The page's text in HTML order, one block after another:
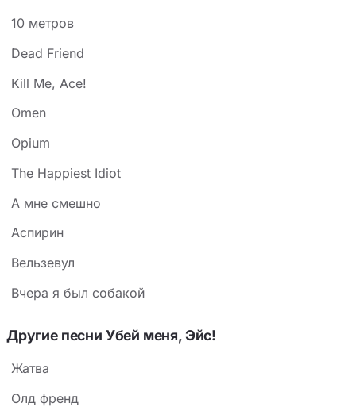
теле — порождение разума» добавляет
психологической глубины: конфликт может быть
10 метров
Dead Friend
Kill Me, Ace!
Omen
Opium
The Happiest Idiot
А мне смешно
Аспирин
Вельзевул
Вчера я был собакой
Другие песни Убей меня, Эйс!
Жатва
Олд френд